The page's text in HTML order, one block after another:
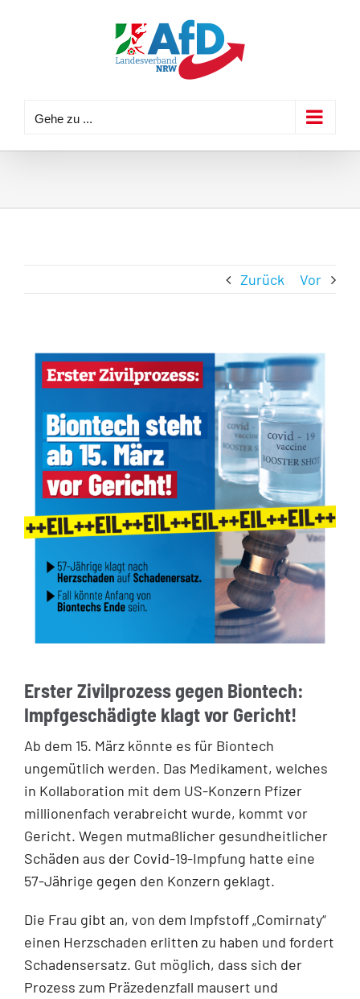
Gehe zu ...
Zurück Vor
Erster Zivilprozess gegen Biontech:
Impfgeschädigte klagt vor Gericht!
Ab dem 15. März könnte es für Biontech
ungemütlich werden. Das Medikament, welches
in Kollaboration mit dem US-Konzern Pfizer
millionenfach verabreicht wurde, kommt vor
Gericht. Wegen mutmaßlicher gesundheitlicher
Schäden aus der Covid-19-Impfung hatte eine
57-Jährige gegen den Konzern geklagt.
Die Frau gibt an, von dem Impfstoff „Comirnaty“
einen Herzschaden erlitten zu haben und fordert
Schadensersatz. Gut möglich, dass sich der
Prozess zum Präzedenzfall mausert und